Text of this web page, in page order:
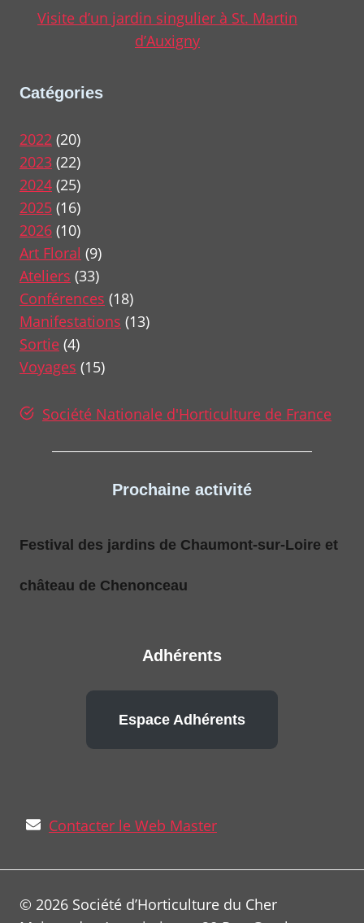
Visite d’un jardin singulier à St. Martin
d’Auxigny
Catégories
2022 (20)
2023 (22)
2024 (25)
2025 (16)
2026 (10)
Art Floral (9)
Ateliers (33)
Conférences (18)
Manifestations (13)
Sortie (4)
Voyages (15)
Société Nationale d'Horticulture de France
Prochaine activité
Festival des jardins de Chaumont-sur-Loire et
château de Chenonceau
Adhérents
Espace Adhérents
Contacter le Web Master
© 2026 Société d’Horticulture du Cher